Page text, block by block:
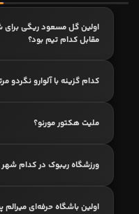
اولین گل مسعود ریگی برای
مقابل کدام تیم بود؟
کدام گزینه با آلوارو نگردو
ملیت هکتور مورنو؟
ورزشگاه ریبوک در کدام شهر
اولین باشگاه حرفه‌ای میرالم